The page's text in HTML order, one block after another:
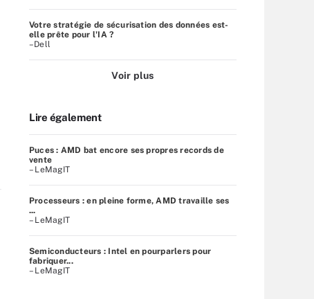
Votre stratégie de sécurisation des données est-
elle prête pour l'IA ?
–Dell
Voir plus
Lire également
Puces : AMD bat encore ses propres records de
vente
– LeMagIT
Processeurs : en pleine forme, AMD travaille ses
...
– LeMagIT
Semiconducteurs : Intel en pourparlers pour
fabriquer...
– LeMagIT